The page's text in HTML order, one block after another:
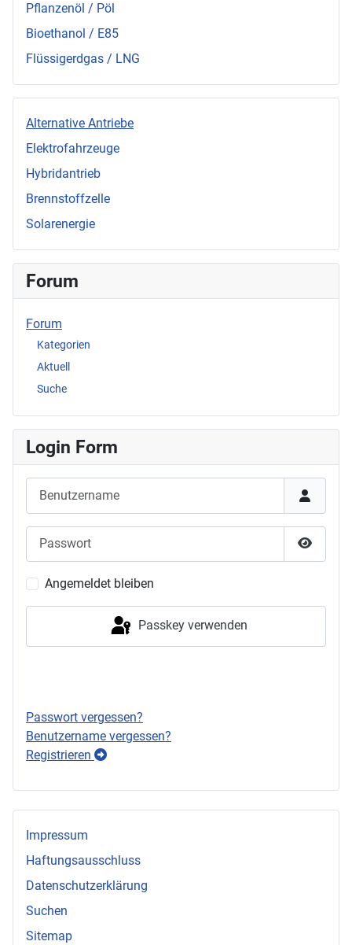
Pflanzenöl / Pöl
Bioethanol / E85
Flüssigerdgas / LNG
Alternative Antriebe
Elektrofahrzeuge
Hybridantrieb
Brennstoffzelle
Solarenergie
Forum
Forum
Kategorien
Aktuell
Suche
Login Form
Angemeldet bleiben
Passkey verwenden
Passwort vergessen?
Benutzername vergessen?
Registrieren
Impressum
Haftungsausschluss
Datenschutzerklärung
Suchen
Sitemap